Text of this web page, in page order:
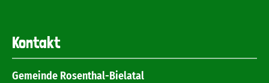
Kontakt
Gemeinde Rosenthal-Bielatal